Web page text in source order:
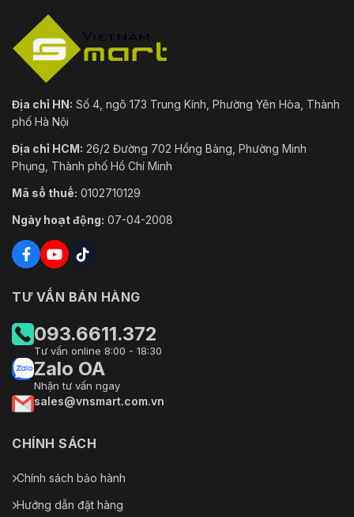
duyệt
Safari 10 và các phiên bản mới hơn
Phần
mềm
quản lý
hàng di
động
iOS; Android
Chứng
Chứng
nhận
Cảng
Đầu vào
âm thanh
1 kênh
Đầu ra âm
thanh
1 kênh
báo động
Sự kiện
Phát hiện chuyển động/phá hoại; phát hiện âm
Địa chỉ HN: Số 4, ngõ 173 Trung Kính, Phường Yên Hòa, Thành
phố Hà Nội
Địa chỉ HCM: 26/2 Đường 702 Hồng Bàng, Phường Minh
Phụng, Thành phố Hồ Chí Minh
Mã số thuế: 0102710129
Ngày hoạt động: 07-04-2008
TƯ VẤN BÁN HÀNG
093.6611.372
Tư vấn online 8:00 - 18:30
Zalo OA
Nhận tư vấn ngay
sales@vnsmart.com.vn
CHÍNH SÁCH
Chính sách bảo hành
Hướng dẫn đặt hàng